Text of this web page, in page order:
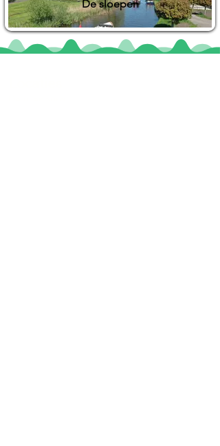
De sloepen